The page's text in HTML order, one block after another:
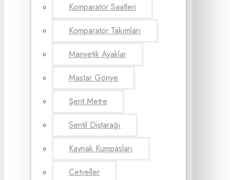
Komparatör Saatleri
Komparatör Takımları
Manyetik Ayaklar
Mastar Gönye
Şerit Metre
Sentil Diştarağı
Kaynak Kumpasları
Cetveller